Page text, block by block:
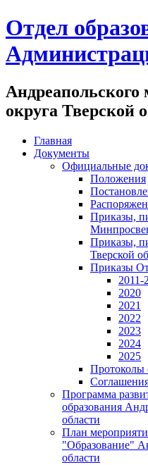
Отдел
округа Тверской
Главная
Документы
Официальные
Положения
Приказы,
Приказы,
Тверской
Приказы
2011-
2020
2021
2022
2023
2024
2025
Протоколы
Программа
образования
области
План
"Образование"
области